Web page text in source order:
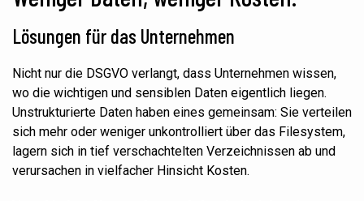
Lösungen für das Unternehmen
Nicht nur die DSGVO verlangt, dass Unternehmen wissen,
wo die wichtigen und sensiblen Daten eigentlich liegen.
Unstrukturierte Daten haben eines gemeinsam: Sie verteilen
sich mehr oder weniger unkontrolliert über das Filesystem,
lagern sich in tief verschachtelten Verzeichnissen ab und
verursachen in vielfacher Hinsicht Kosten.